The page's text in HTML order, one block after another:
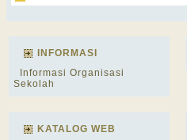
INFORMASI
Informasi Organisasi
Sekolah
KATALOG WEB